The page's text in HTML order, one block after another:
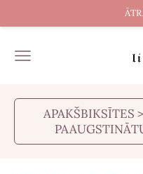
APAKŠBIKSĪTES